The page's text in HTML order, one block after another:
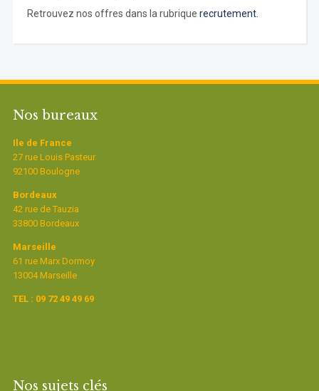
Retrouvez nos offres dans la rubrique recrutement.
Nos bureaux
Ile de France
27 rue Louis Pasteur
92100 Boulogne
Bordeaux
42 rue de Tauzia
33800 Bordeaux
Marseille
61 rue Marx Dormoy
13004 Marseille
TEL : 09 72 49 49 69
Nos sujets clés